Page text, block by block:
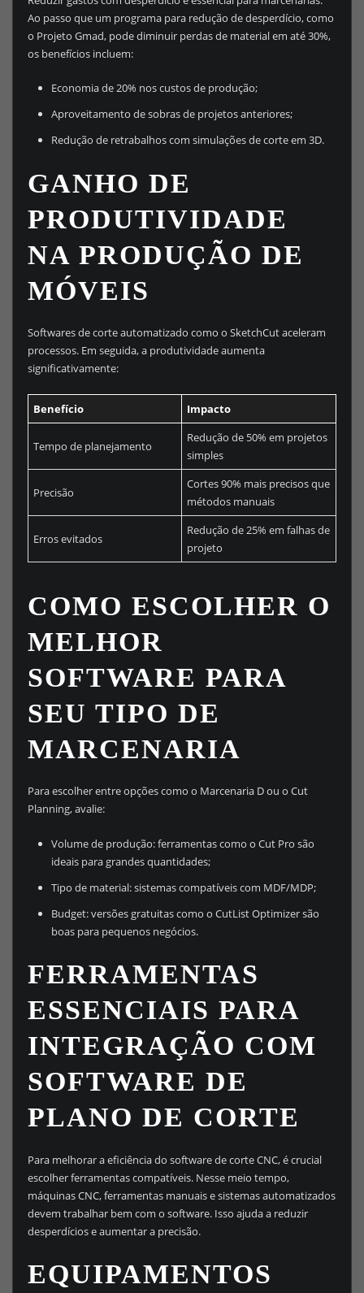
Ao passo que um programa para redução de desperdício, como
o Projeto Gmad, pode diminuir perdas de material em até 30%,
os benefícios incluem:
Economia de 20% nos custos de produção;
Aproveitamento de sobras de projetos anteriores;
Redução de retrabalhos com simulações de corte em 3D.
GANHO DE
PRODUTIVIDADE
NA PRODUÇÃO DE
MÓVEIS
Softwares de corte automatizado como o SketchCut aceleram
processos. Em seguida, a produtividade aumenta
significativamente:
Benefício Impacto
Tempo de planejamento
Redução de 50% em projetos
simples
Precisão
Cortes 90% mais precisos que
métodos manuais
Erros evitados
Redução de 25% em falhas de
projeto
COMO ESCOLHER O
MELHOR
SOFTWARE PARA
SEU TIPO DE
MARCENARIA
Para escolher entre opções como o Marcenaria D ou o Cut
Planning, avalie:
Volume de produção: ferramentas como o Cut Pro são
ideais para grandes quantidades;
Tipo de material: sistemas compatíveis com MDF/MDP;
Budget: versões gratuitas como o CutList Optimizer são
boas para pequenos negócios.
FERRAMENTAS
ESSENCIAIS PARA
INTEGRAÇÃO COM
SOFTWARE DE
PLANO DE CORTE
Para melhorar a eficiência do software de corte CNC, é crucial
escolher ferramentas compatíveis. Nesse meio tempo,
máquinas CNC, ferramentas manuais e sistemas automatizados
devem trabalhar bem com o software. Isso ajuda a reduzir
desperdícios e aumentar a precisão.
EQUIPAMENTOS